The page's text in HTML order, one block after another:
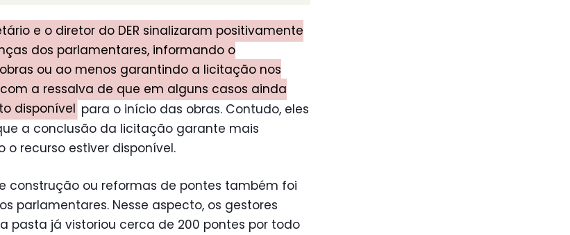
e o diretor do DER sinalizaram positivamente
dos parlamentares, informando o
ou ao menos garantindo a licitação nos
a ressalva de que em alguns casos ainda
disponível para o início das obras. Contudo, eles
a conclusão da licitação garante mais
o recurso estiver disponível.
construção ou reformas de pontes também foi
parlamentares. Nesse aspecto, os gestores
pasta já vistoriou cerca de 200 pontes por todo